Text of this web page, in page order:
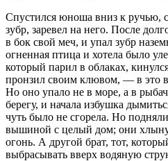
Спустился юноша вниз к ручью,
зубр, заревел на него. После
в бок свой меч, и упал зубр
огненная птица и хотела было
который парил в облаках,
пронзил своим клювом, — в это
Но оно упало не в море, а в
берегу, и начала избушка
чуть было не сгорела. Но
вышиной с целый дом; они
огонь. А другой брат, тот,
выбрасывать вверх водяную